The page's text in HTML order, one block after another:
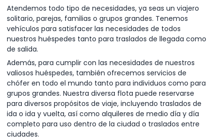
Atendemos todo tipo de necesidades, ya seas un viajero
solitario, parejas, familias o grupos grandes. Tenemos
vehículos para satisfacer las necesidades de todos
nuestros huéspedes tanto para traslados de llegada como
de salida.
Además, para cumplir con las necesidades de nuestros
valiosos huéspedes, también ofrecemos servicios de
chófer en todo el mundo tanto para individuos como para
grupos grandes. Nuestra diversa flota puede reservarse
para diversos propósitos de viaje, incluyendo traslados de
ida o ida y vuelta, así como alquileres de medio día y día
completo para uso dentro de la ciudad o traslados entre
ciudades.